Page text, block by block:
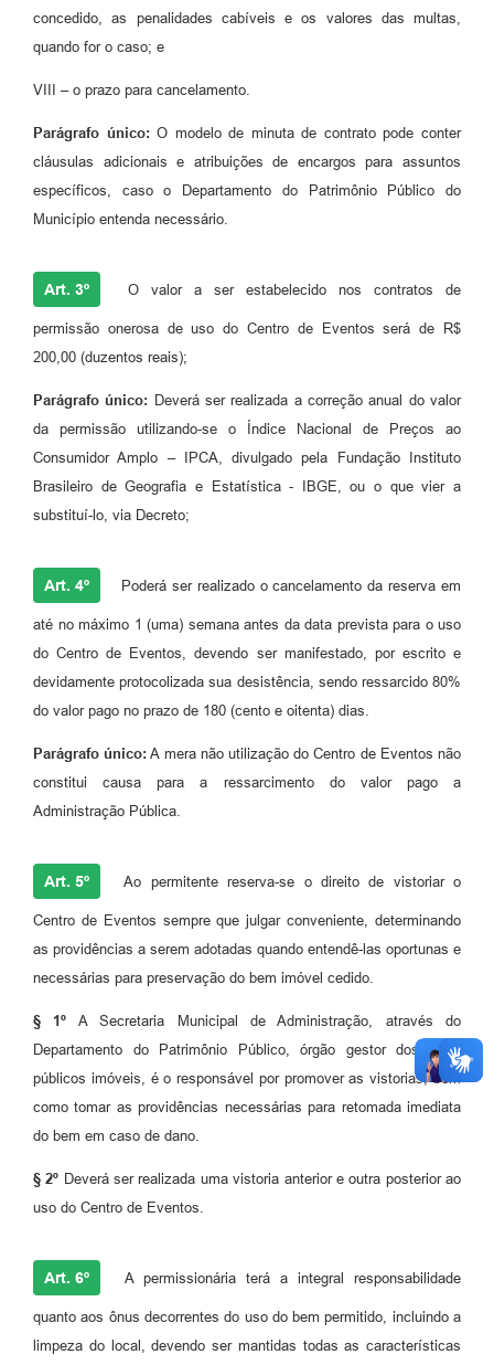
Galeria de Vídeos
Identidade Visual Prefeitura Municipal
Projetos
Contas Públicas
Legislação
Links
Planejamento Editorial Prefeitura municipal
Telefones Úteis
Enquete
Jornal
Agenda
LGPD
Regulamentação Governo Digital
concedido, as penalidades cabíveis e os valores das multas,
quando for o caso; e
VIII – o prazo para cancelamento.
Parágrafo único: O modelo de minuta de contrato pode conter
cláusulas adicionais e atribuições de encargos para assuntos
específicos, caso o Departamento do Patrimônio Público do
Município entenda necessário.
Art. 3º O valor a ser estabelecido nos contratos de
permissão onerosa de uso do Centro de Eventos será de R$
200,00 (duzentos reais);
Parágrafo único: Deverá ser realizada a correção anual do valor
da permissão utilizando-se o Índice Nacional de Preços ao
Consumidor Amplo – IPCA, divulgado pela Fundação Instituto
Brasileiro de Geografia e Estatística - IBGE, ou o que vier a
substituí-lo, via Decreto;
Art. 4º Poderá ser realizado o cancelamento da reserva em
até no máximo 1 (uma) semana antes da data prevista para o uso
do Centro de Eventos, devendo ser manifestado, por escrito e
devidamente protocolizada sua desistência, sendo ressarcido 80%
do valor pago no prazo de 180 (cento e oitenta) dias.
Parágrafo único: A mera não utilização do Centro de Eventos não
constitui causa para a ressarcimento do valor pago a
Administração Pública.
Art. 5º Ao permitente reserva-se o direito de vistoriar o
Centro de Eventos sempre que julgar conveniente, determinando
as providências a serem adotadas quando entendê-las oportunas e
necessárias para preservação do bem imóvel cedido.
§ 1º A Secretaria Municipal de Administração, através do
Departamento do Patrimônio Público, órgão gestor dos bens
públicos imóveis, é o responsável por promover as vistorias, bem
como tomar as providências necessárias para retomada imediata
do bem em caso de dano.
§ 2º Deverá ser realizada uma vistoria anterior e outra posterior ao
uso do Centro de Eventos.
Art. 6º A permissionária terá a integral responsabilidade
quanto aos ônus decorrentes do uso do bem permitido, incluindo a
limpeza do local, devendo ser mantidas todas as características